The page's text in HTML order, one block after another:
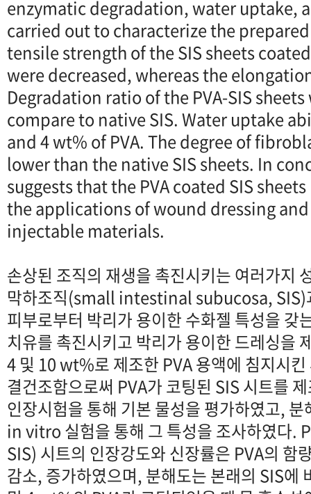
enzymatic degradation, water uptake,
carried out to characterize the prepared
tensile strength of the SIS sheets
were decreased, whereas the
Degradation ratio of the PVA-SIS
compare to native SIS. Water uptake
and 4 wt% of PVA. The degree of
lower than the native SIS sheets. In
suggests that the PVA coated SIS
the applications of wound dressing
injectable materials.
손상된 조직의 재생을 촉진시키는 여러가지
막하조직(small intestinal subucosa, SIS)
피부로부터 박리가 용이한 수화젤 특성을 갖
치유를 촉진시키고 박리가 용이한 드레싱을
4 및 10 wt%로 제조한 PVA 용액에 침지시
결건조함으로써 PVA가 코팅된 SIS 시트를
인장시험을 통해 기본 물성을 평가하였고,
in vitro 실험을 통해 그 특성을 조사하였다.
SIS) 시트의 인장강도와 신장률은 PVA의 함
감소, 증가하였으며, 분해도는 본래의 SIS에